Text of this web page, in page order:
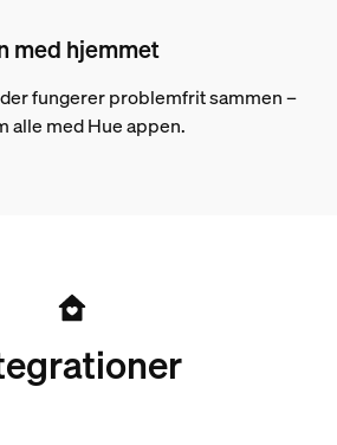
med hjemmet
fungerer problemfrit sammen –
alle med Hue appen.